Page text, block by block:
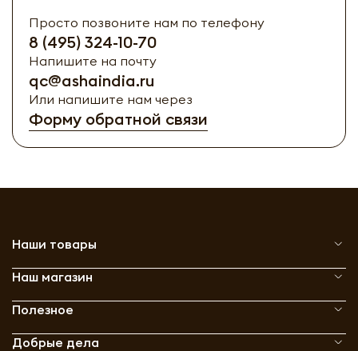
Просто позвоните нам по телефону
8 (495) 324-10-70
Напишите на почту
qc@ashaindia.ru
Или напишите нам через
Форму обратной связи
Наши товары
Наш магазин
Полезное
Добрые дела